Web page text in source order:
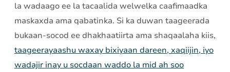
la wadaago ee la tacaalida welwelka caafimaadka
maskaxda ama qabatinka. Si ka duwan taageerada
bukaan-socod ee dhakhaatiirta ama shaqaalaha kiis,
taageerayaashu waxay bixiyaan dareen, xaqiijin, iyo
wadajir inay u socdaan waddo la mid ah soo